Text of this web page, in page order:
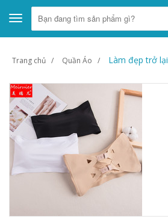
Toggle
navigation
Trang chủ Quần Áo Làm đẹp trở lại